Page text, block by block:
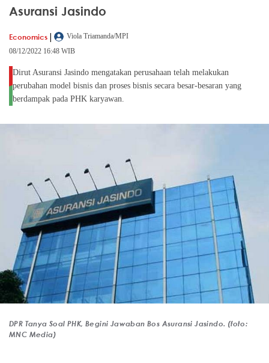
Asuransi Jasindo
Economics |
Viola Triamanda/MPI
08/12/2022 16:48 WIB
Dirut Asuransi Jasindo mengatakan perusahaan telah melakukan
perubahan model bisnis dan proses bisnis secara besar-besaran yang
berdampak pada PHK karyawan.
DPR Tanya Soal PHK, Begini Jawaban Bos Asuransi Jasindo. (foto:
MNC Media)